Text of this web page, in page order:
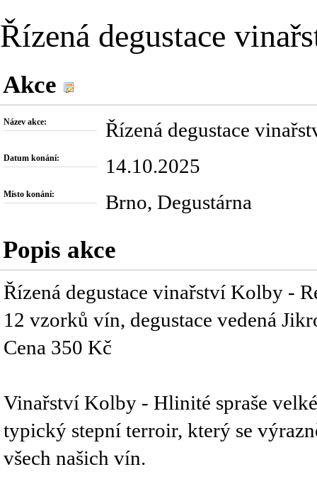
Řízená degustace
Akce
Název akce: Řízená degustace
Datum konání: 14.10.2025
Místo konání: Brno, Degustárna
Popis akce
Řízená degustace vinařství Kolby -
12 vzorků vín, degustace vedená
Cena 350 Kč
Vinařství Kolby - Hlinité spraše
typický stepní terroir, který se
všech našich vín.